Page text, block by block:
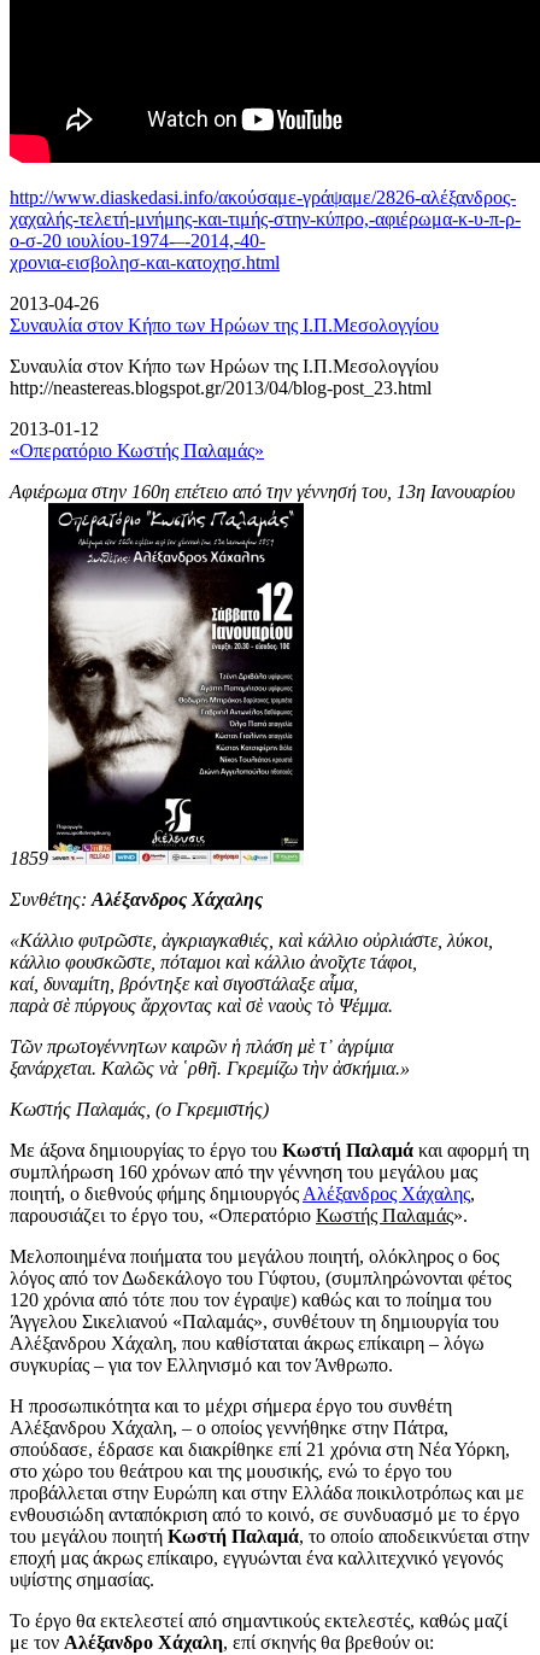
http://www.diaskedasi.info/ακούσαμε-γράψαμε/2826-αλέξανδρος-
χαχαλής-τελετή-μνήμης-και-τιμής-στην-κύπρο,-αφιέρωμα-κ-υ-π-ρ-
ο-σ-20 ιουλίου-1974-–-2014,-40-
χρονια-εισβολησ-και-κατοχησ.html
2013-04-26
Συναυλία στον Κήπο των Ηρώων της Ι.Π.Μεσολογγίου
Συναυλία στον Κήπο των Ηρώων της Ι.Π.Μεσολογγίου
http://neastereas.blogspot.gr/2013/04/blog-post_23.html
2013-01-12
«Οπερατόριο Κωστής Παλαμάς»
Αφιέρωμα στην 160η επέτειο από την γέννησή του, 13η Ιανουαρίου
1859
Συνθέτης: Αλέξανδρος Χάχαλης
«Κάλλιο φυτρῶστε, ἀγκριαγκαθιές, καὶ κάλλιο οὐρλιάστε, λύκοι,
κάλλιο φουσκῶστε, πόταμοι καὶ κάλλιο ἀνοῖχτε τάφοι,
καί, δυναμίτη, βρόντηξε καὶ σιγοστάλαξε αἷμα,
παρὰ σὲ πύργους ἄρχοντας καὶ σὲ ναοὺς τὸ Ψέμμα.
Τῶν πρωτογέννητων καιρῶν ἡ πλάση μὲ τ᾿ ἀγρίμια
ξανάρχεται. Καλῶς νὰ ῾ρθῆ. Γκρεμίζω τὴν ἀσκήμια.»
Κωστής Παλαμάς, (ο Γκρεμιστής)
Με άξονα δημιουργίας το έργο του Κωστή Παλαμά και αφορμή τη
συμπλήρωση 160 χρόνων από την γέννηση του μεγάλου μας
ποιητή, ο διεθνούς φήμης δημιουργός Αλέξανδρος Χάχαλης,
παρουσιάζει το έργο του, «Οπερατόριο Κωστής Παλαμάς».
Μελοποιημένα ποιήματα του μεγάλου ποιητή, ολόκληρος ο 6ος
λόγος από τον Δωδεκάλογο του Γύφτου, (συμπληρώνονται φέτος
120 χρόνια από τότε που τον έγραψε) καθώς και το ποίημα του
Άγγελου Σικελιανού «Παλαμάς», συνθέτουν τη δημιουργία του
Αλέξανδρου Χάχαλη, που καθίσταται άκρως επίκαιρη – λόγω
συγκυρίας – για τον Ελληνισμό και τον Άνθρωπο.
Η προσωπικότητα και το μέχρι σήμερα έργο του συνθέτη
Αλέξανδρου Χάχαλη, – ο οποίος γεννήθηκε στην Πάτρα,
σπούδασε, έδρασε και διακρίθηκε επί 21 χρόνια στη Νέα Υόρκη,
στο χώρο του θεάτρου και της μουσικής, ενώ το έργο του
προβάλλεται στην Ευρώπη και στην Ελλάδα ποικιλοτρόπως και με
ενθουσιώδη ανταπόκριση από το κοινό, σε συνδυασμό με το έργο
του μεγάλου ποιητή Κωστή Παλαμά, το οποίο αποδεικνύεται στην
εποχή μας άκρως επίκαιρο, εγγυώνται ένα καλλιτεχνικό γεγονός
υψίστης σημασίας.
Το έργο θα εκτελεστεί από σημαντικούς εκτελεστές, καθώς μαζί
με τον Αλέξανδρο Χάχαλη, επί σκηνής θα βρεθούν οι: